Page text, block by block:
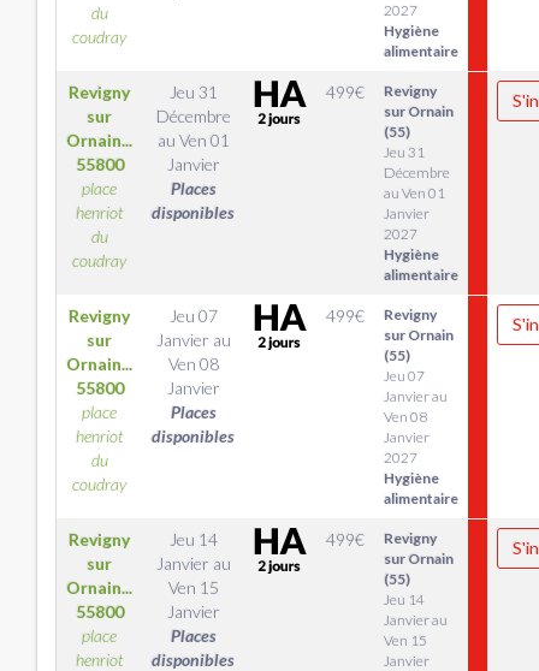
du
coudray
2027
Hygiène
alimentaire
Revigny
sur
Ornain...
55800
place
henriot
du
coudray
Jeu 31
Décembre
au Ven 01
Janvier
Places
disponibles
499€
Revigny
sur Ornain
(55)
Jeu 31
Décembre
au Ven 01
Janvier
2027
Hygiène
alimentaire
Revigny
sur
Ornain...
55800
place
henriot
du
coudray
Jeu 07
Janvier au
Ven 08
Janvier
Places
disponibles
499€
Revigny
sur Ornain
(55)
Jeu 07
Janvier au
Ven 08
Janvier
2027
Hygiène
alimentaire
Revigny
sur
Ornain...
55800
place
henriot
Jeu 14
Janvier au
Ven 15
Janvier
Places
disponibles
499€
Revigny
sur Ornain
(55)
Jeu 14
Janvier au
Ven 15
Janvier